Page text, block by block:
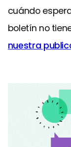
cuándo
boletín no
nuestra